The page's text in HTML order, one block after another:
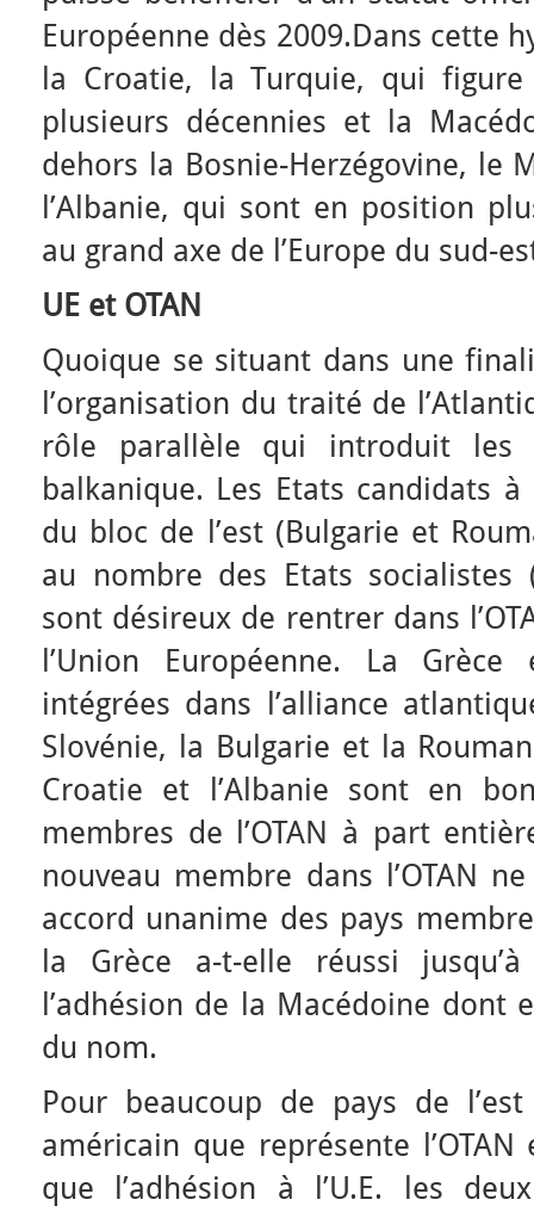
Européenne dès 2009.Dans cette
la Croatie, la Turquie, qui
plusieurs décennies et la
dehors la Bosnie-Herzégovine, le
l’Albanie, qui sont en position
au grand axe de l’Europe du sud-
UE et OTAN
Quoique se situant dans une
l’organisation du traité de
rôle parallèle qui introduit les
balkanique. Les Etats candidats
du bloc de l’est (Bulgarie et
au nombre des Etats socialistes
sont désireux de rentrer dans
l’Union Européenne. La
intégrées dans l’alliance
Slovénie, la Bulgarie et la
Croatie et l’Albanie sont en
membres de l’OTAN à part
nouveau membre dans l’OTAN
accord unanime des pays
la Grèce a-t-elle réussi
l’adhésion de la Macédoine dont
du nom.
Pour beaucoup de pays de
américain que représente
que l’adhésion à l’U.E. les